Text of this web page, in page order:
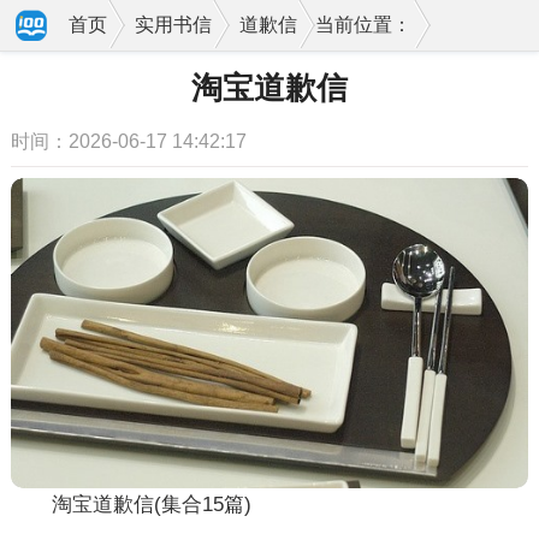
当前位置：
首页 实用书信 道歉信
淘宝道歉信
时间：2026-06-17 14:42:17
淘宝道歉信(集合15篇)